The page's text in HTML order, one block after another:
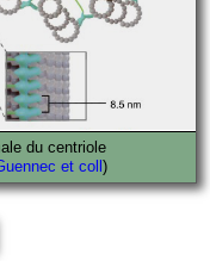
du centriole
et coll)